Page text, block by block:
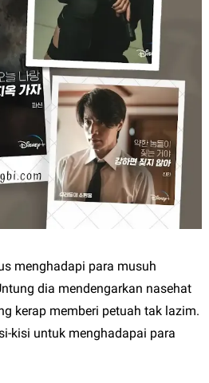
menghadapi para musuh
dia mendengarkan nasehat
kerap memberi petuah tak lazim.
kisi untuk menghadapai para